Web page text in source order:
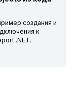
создания и
к
.NET.